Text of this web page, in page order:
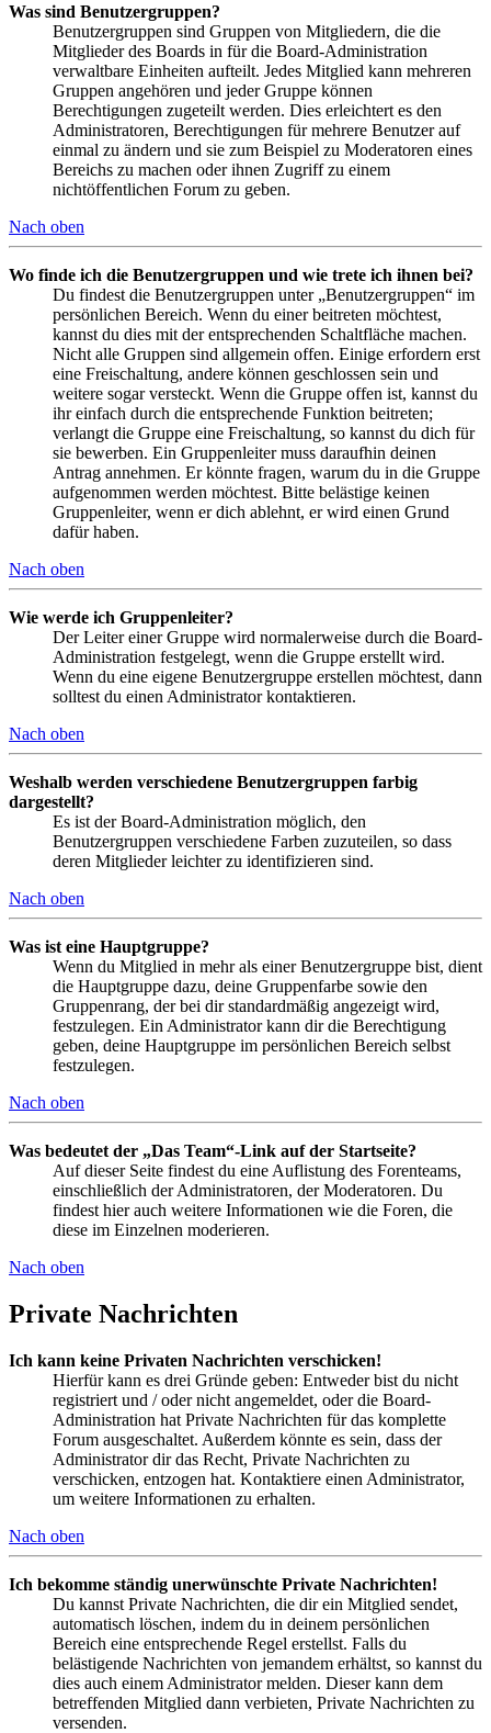
Was sind Benutzergruppen?
Benutzergruppen sind Gruppen von Mitgliedern, die die
Mitglieder des Boards in für die Board-Administration
verwaltbare Einheiten aufteilt. Jedes Mitglied kann mehreren
Gruppen angehören und jeder Gruppe können
Berechtigungen zugeteilt werden. Dies erleichtert es den
Administratoren, Berechtigungen für mehrere Benutzer auf
einmal zu ändern und sie zum Beispiel zu Moderatoren eines
Bereichs zu machen oder ihnen Zugriff zu einem
nichtöffentlichen Forum zu geben.
Nach oben
Wo finde ich die Benutzergruppen und wie trete ich ihnen bei?
Du findest die Benutzergruppen unter „Benutzergruppen“ im
persönlichen Bereich. Wenn du einer beitreten möchtest,
kannst du dies mit der entsprechenden Schaltfläche machen.
Nicht alle Gruppen sind allgemein offen. Einige erfordern erst
eine Freischaltung, andere können geschlossen sein und
weitere sogar versteckt. Wenn die Gruppe offen ist, kannst du
ihr einfach durch die entsprechende Funktion beitreten;
verlangt die Gruppe eine Freischaltung, so kannst du dich für
sie bewerben. Ein Gruppenleiter muss daraufhin deinen
Antrag annehmen. Er könnte fragen, warum du in die Gruppe
aufgenommen werden möchtest. Bitte belästige keinen
Gruppenleiter, wenn er dich ablehnt, er wird einen Grund
dafür haben.
Nach oben
Wie werde ich Gruppenleiter?
Der Leiter einer Gruppe wird normalerweise durch die Board-
Administration festgelegt, wenn die Gruppe erstellt wird.
Wenn du eine eigene Benutzergruppe erstellen möchtest, dann
solltest du einen Administrator kontaktieren.
Nach oben
Weshalb werden verschiedene Benutzergruppen farbig
dargestellt?
Es ist der Board-Administration möglich, den
Benutzergruppen verschiedene Farben zuzuteilen, so dass
deren Mitglieder leichter zu identifizieren sind.
Nach oben
Was ist eine Hauptgruppe?
Wenn du Mitglied in mehr als einer Benutzergruppe bist, dient
die Hauptgruppe dazu, deine Gruppenfarbe sowie den
Gruppenrang, der bei dir standardmäßig angezeigt wird,
festzulegen. Ein Administrator kann dir die Berechtigung
geben, deine Hauptgruppe im persönlichen Bereich selbst
festzulegen.
Nach oben
Was bedeutet der „Das Team“-Link auf der Startseite?
Auf dieser Seite findest du eine Auflistung des Forenteams,
einschließlich der Administratoren, der Moderatoren. Du
findest hier auch weitere Informationen wie die Foren, die
diese im Einzelnen moderieren.
Nach oben
Private Nachrichten
Ich kann keine Privaten Nachrichten verschicken!
Hierfür kann es drei Gründe geben: Entweder bist du nicht
registriert und / oder nicht angemeldet, oder die Board-
Administration hat Private Nachrichten für das komplette
Forum ausgeschaltet. Außerdem könnte es sein, dass der
Administrator dir das Recht, Private Nachrichten zu
verschicken, entzogen hat. Kontaktiere einen Administrator,
um weitere Informationen zu erhalten.
Nach oben
Ich bekomme ständig unerwünschte Private Nachrichten!
Du kannst Private Nachrichten, die dir ein Mitglied sendet,
automatisch löschen, indem du in deinem persönlichen
Bereich eine entsprechende Regel erstellst. Falls du
belästigende Nachrichten von jemandem erhältst, so kannst du
dies auch einem Administrator melden. Dieser kann dem
betreffenden Mitglied dann verbieten, Private Nachrichten zu
versenden.